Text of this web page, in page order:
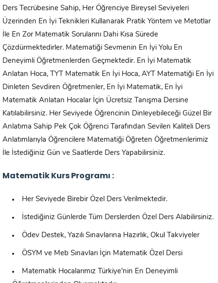
Ders Tecrübesine Sahip, Her Öğrenciye Bireysel Seviyeleri
Üzerinden En İyi Teknikleri Kullanarak Pratik Yöntem ve Metotlar
İle En Zor Matematik Sorularını Dahi Kısa Sürede
Çözdürmektedirler. Matematiği Sevmenin En İyi Yolu En
Deneyimli Öğretmenlerden Geçmektedir. En İyi Matematik
Anlatan Hoca, TYT Matematik En İyi Hoca, AYT Matematiği En İyi
Dinleten Sevdiren Öğretmenler, En İyi Matematik, En İyi
Matematik Anlatan Hocalar İçin Ücretsiz Tanışma Dersine
Katılabilirsiniz. Her Seviyede Öğrencinin Dinleyebileceği Güzel Bir
Anlatıma Sahip Pek Çok Öğrenci Tarafından Sevilen Kaliteli Ders
Anlatımlarıyla Öğrencilere Matematiği Öğreten Öğretmenlerimiz
İle İstediğiniz Gün ve Saatlerde Ders Yapabilirsiniz.
Matematik Kurs Programı :
Her Seviyede Birebir Özel Ders Verilmektedir.
İstediğiniz Günlerde Tüm Derslerden Özel Ders Alabilirsiniz.
Ödev Destek, Yazılı Sınavlarına Hazırlık, Okul Takviyeler
ÖSYM ve Meb Sınavları İçin Matematik Özel Dersi
Matematik Hocalarımız Türkiye’nin En Deneyimli